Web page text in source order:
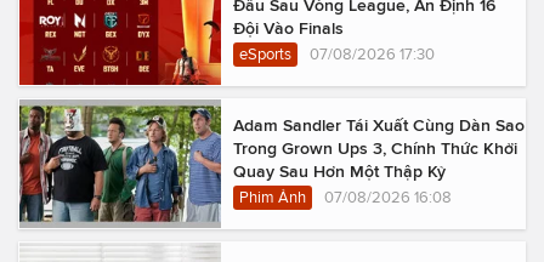
Đầu Sau Vòng League, Ấn Định 16
Đội Vào Finals
eSports 07/08/2026 17:30
Adam Sandler Tái Xuất Cùng Dàn Sao
Trong Grown Ups 3, Chính Thức Khởi
Quay Sau Hơn Một Thập Kỷ
Phim Ảnh 07/08/2026 16:08